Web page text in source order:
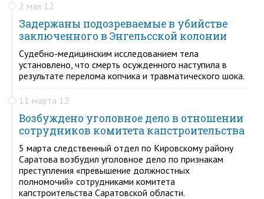
2 мая 12
Задержаны подозреваемые в убийстве
заключенного в Энгельсской колонии
Судебно-медицинским исследованием тела
установлено, что смерть осужденного наступила в
результате перелома копчика и травматического шока.
11 марта 12
Возбуждено уголовное дело в отношении
сотрудников комитета капстроительства
5 марта следственный отдел по Кировскому району
Саратова возбудил уголовное дело по признакам
преступления «превышение должностных
полномочий» сотрудниками комитета
капстроительства Саратовской области.